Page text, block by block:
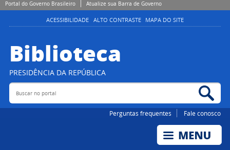
Portal do Governo Brasileiro Atualize sua Barra de Governo
ACESSIBILIDADE ALTO CONTRASTE MAPA DO SITE
Biblioteca
PRESIDÊNCIA DA REPÚBLICA
Buscar no portal
Perguntas frequentes Fale conosco